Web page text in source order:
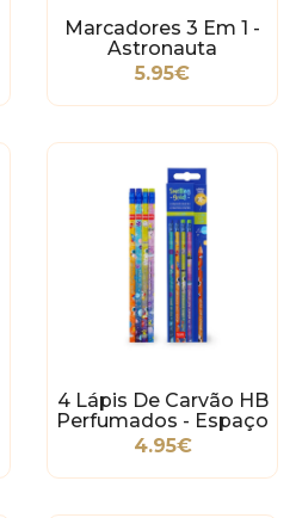
Marcadores 3 Em 1 -
Astronauta
5.95€
4 Lápis De Carvão HB
Perfumados - Espaço
4.95€